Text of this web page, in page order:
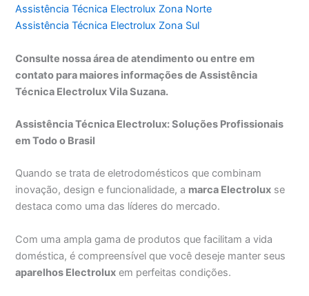
Assistência Técnica Electrolux Zona Norte
Assistência Técnica Electrolux Zona Sul
Consulte nossa área de atendimento ou entre em
contato para maiores informações de Assistência
Técnica Electrolux Vila Suzana.
Assistência Técnica Electrolux: Soluções Profissionais
em Todo o Brasil
Quando se trata de eletrodomésticos que combinam
inovação, design e funcionalidade, a marca Electrolux se
destaca como uma das líderes do mercado.
Com uma ampla gama de produtos que facilitam a vida
doméstica, é compreensível que você deseje manter seus
aparelhos Electrolux em perfeitas condições.